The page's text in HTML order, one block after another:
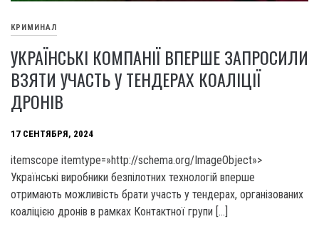
КРИМИНАЛ
УКРАЇНСЬКІ КОМПАНІЇ ВПЕРШЕ ЗАПРОСИЛИ
ВЗЯТИ УЧАСТЬ У ТЕНДЕРАХ КОАЛІЦІЇ
ДРОНІВ
17 СЕНТЯБРЯ, 2024
itemscope itemtype=»http://schema.org/ImageObject»>
Українські виробники безпілотних технологій вперше
отримають можливість брати участь у тендерах, організованих
коаліцією дронів в рамках Контактної групи […]